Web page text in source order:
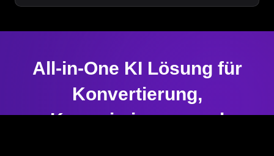
All-in-One KI Lösung für
Konvertierung,
Komprimierung und